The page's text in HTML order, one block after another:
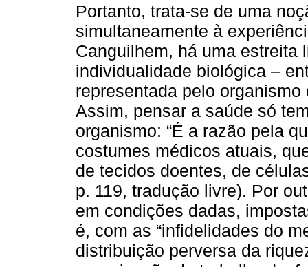
Portanto, trata-se de uma
simultaneamente à
Canguilhem, há uma estreita
individualidade biológica –
representada pelo
Assim, pensar a saúde só
organismo: “É a razão pela
costumes médicos atuais,
de tecidos doentes, de
p. 119, tradução livre). Por
em condições dadas,
é, com as “infidelidades do
distribuição perversa da